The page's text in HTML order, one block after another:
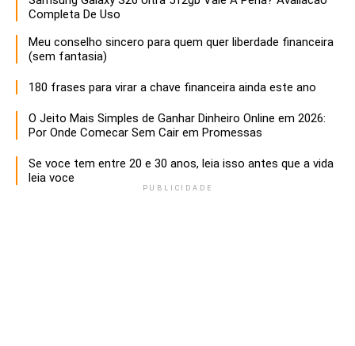
Completa De Uso
Meu conselho sincero para quem quer liberdade financeira
(sem fantasia)
180 frases para virar a chave financeira ainda este ano
O Jeito Mais Simples de Ganhar Dinheiro Online em 2026:
Por Onde Comecar Sem Cair em Promessas
Se voce tem entre 20 e 30 anos, leia isso antes que a vida
leia voce
PUBLICIDADE